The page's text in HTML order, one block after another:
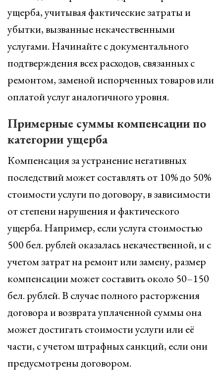
ущерба, учитывая фактические затраты и
убытки, вызванные некачественными
услугами. Начинайте с документального
подтверждения всех расходов, связанных с
ремонтом, заменой испорченных товаров или
оплатой услуг аналогичного уровня.
Примерные суммы компенсации по
категории ущерба
Компенсация за устранение негативных
последствий может составлять от 10% до 50%
стоимости услуги по договору, в зависимости
от степени нарушения и фактического
ущерба. Например, если услуга стоимостью
500 бел. рублей оказалась некачественной, и с
учетом затрат на ремонт или замену, размер
компенсации может составить около 50–150
бел. рублей. В случае полного расторжения
договора и возврата уплаченной суммы она
может достигать стоимости услуги или её
части, с учетом штрафных санкций, если они
предусмотрены договором.